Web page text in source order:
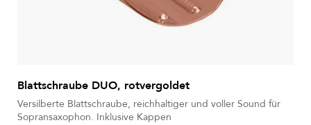
Blattschraube DUO, rotvergoldet
Versilberte Blattschraube, reichhaltiger und voller Sound für
Sopransaxophon. Inklusive Kappen